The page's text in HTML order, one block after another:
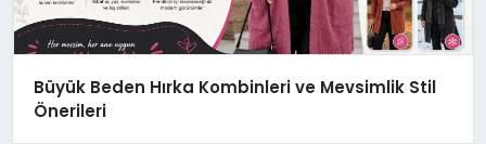
Büyük Beden Hırka Kombinleri ve Mevsimlik Stil
Önerileri